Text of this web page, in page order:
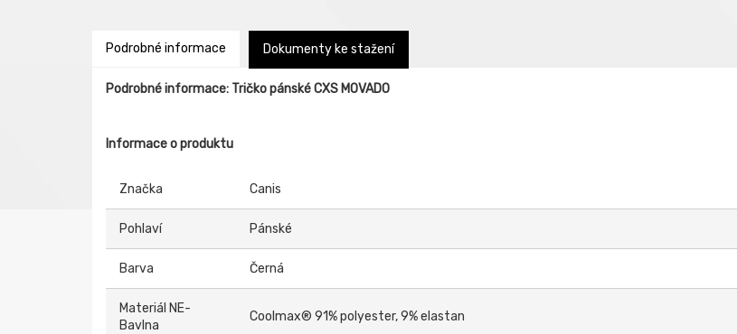
Podrobné informace Dokumenty ke stažení
Podrobné informace: Tričko pánské CXS MOVADO
Informace o produktu
Značka Canis
Pohlaví Pánské
Barva Černá
Materiál NE-
Bavlna
Coolmax® 91% polyester, 9% elastan